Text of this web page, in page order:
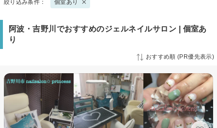
絞り込み条件： 個室あり
阿波・吉野川でおすすめのジェルネイルサロン | 個室あ
り
おすすめ順 (PR優先表示)